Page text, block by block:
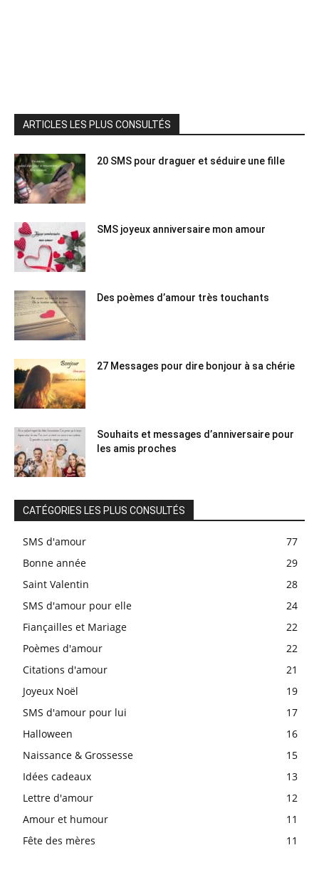
ARTICLES LES PLUS CONSULTÉS
20 SMS pour draguer et séduire une fille
SMS joyeux anniversaire mon amour
Des poèmes d’amour très touchants
27 Messages pour dire bonjour à sa chérie
Souhaits et messages d’anniversaire pour
les amis proches
CATÉGORIES LES PLUS CONSULTÉS
SMS d'amour
77
Bonne année
29
Saint Valentin
28
SMS d'amour pour elle
24
Fiançailles et Mariage
22
Poèmes d'amour
22
Citations d'amour
21
Joyeux Noël
19
SMS d'amour pour lui
17
Halloween
16
Naissance & Grossesse
15
Idées cadeaux
13
Lettre d'amour
12
Amour et humour
11
Fête des mères
11